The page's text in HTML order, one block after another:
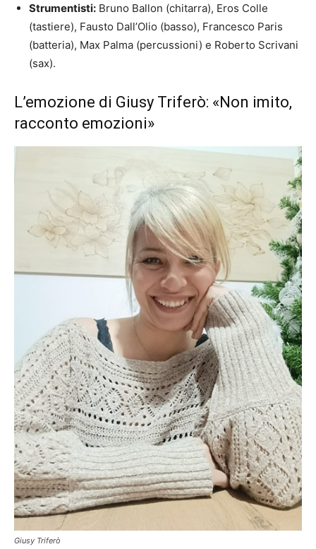
Strumentisti: Bruno Ballon (chitarra), Eros Colle
(tastiere), Fausto Dall’Olio (basso), Francesco Paris
(batteria), Max Palma (percussioni) e Roberto Scrivani
(sax).
L’emozione di Giusy Triferò: «Non imito,
racconto emozioni»
Giusy Triferò